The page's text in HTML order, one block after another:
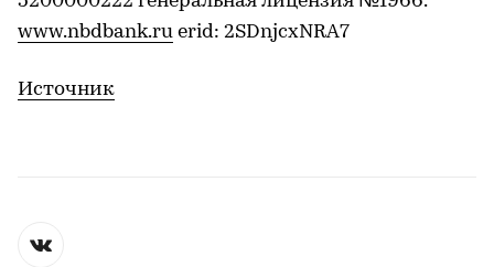
www.nbdbank.ru erid: 2SDnjcxNRA7
Источник